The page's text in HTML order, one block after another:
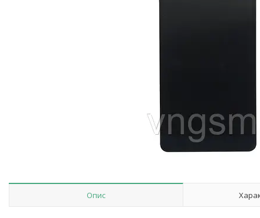
Опис